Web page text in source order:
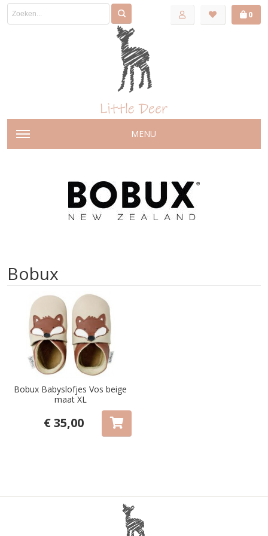
0
MENU
Bobux
Bobux Babyslofjes Vos beige
maat XL
€ 35,00